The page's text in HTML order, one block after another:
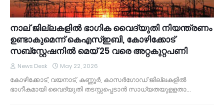
നാല് ജില്ലകളിൽ ഭാഗിക വൈദ്യുതി നിയന്ത്രണം
ഉണ്ടാകുമെന്ന് കെഎസ്ഇബി, കോഴിക്കോട്
സബ്സ്റ്റേഷനിൽ മെയ് 25 വരെ അറ്റകുറ്റപണി
News Desk May 22, 2026
കോഴിക്കോട്, വയനാട്, കണ്ണൂര്‍, കാസര്‍ഗോഡ് ജില്ലകളില്‍
ഭാഗീകമായി വൈദ്യുതി തടസ്സപ്പെടാന്‍ സാധ്യതയുളളതാ…